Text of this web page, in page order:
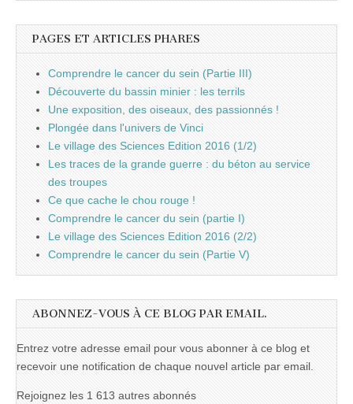
PAGES ET ARTICLES PHARES
Comprendre le cancer du sein (Partie III)
Découverte du bassin minier : les terrils
Une exposition, des oiseaux, des passionnés !
Plongée dans l'univers de Vinci
Le village des Sciences Edition 2016 (1/2)
Les traces de la grande guerre : du béton au service
des troupes
Ce que cache le chou rouge !
Comprendre le cancer du sein (partie I)
Le village des Sciences Edition 2016 (2/2)
Comprendre le cancer du sein (Partie V)
ABONNEZ-VOUS À CE BLOG PAR EMAIL.
Entrez votre adresse email pour vous abonner à ce blog et
recevoir une notification de chaque nouvel article par email.
Rejoignez les 1 613 autres abonnés